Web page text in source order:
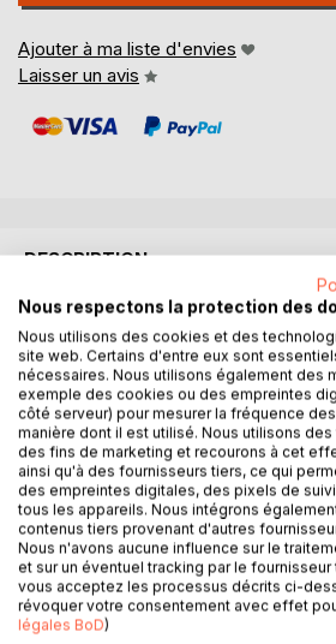
Ajouter à ma liste d'envies
Laisser un avis
DESCRIPTION
En 1223, Raymond Béranger IV,
rend maître de l'Isle Saint-Geniest
Jonquières et Ferrières. Il jette les
neuve entre Arles et Marseille, tirant
bourdigues, pêcheries posées en
canaux, qu'il a obtenues de
Lorsque François Ier visite Martigues
guette. Le pont Saint-Geniest
d'un carrosse de sa suite. Madame
Roi ne doit qu'à sa dextérité de ne
En 1550 le Baille entreprend une
ponts de la ville. Il faut alors
franchir autant de canaux afin de
Nous respectons la protection des
Nous utilisons des cookies et des
site web. Certains d'entre eux sont
nécessaires. Nous utilisons également des
exemple des cookies ou des empreintes
côté serveur) pour mesurer la fréquence
manière dont il est utilisé. Nous utilisons
des fins de marketing et recourons à cet
ainsi qu'à des fournisseurs tiers, ce qui
des empreintes digitales, des pixels de
tous les appareils. Nous intégrons
contenus tiers provenant d'autres
Nous n'avons aucune influence sur le
et sur un éventuel tracking par le
vous acceptez les processus décrits ci-
révoquer votre consentement avec effet
légales BoD)